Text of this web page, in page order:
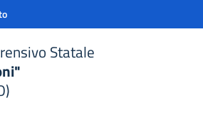
Statale